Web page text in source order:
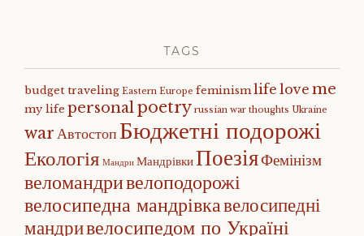
TAGS
budget traveling Eastern Europe feminismlife love me
my life personalpoetry russian war thoughts Ukraine
warАвтостопБюджетні подорожі
Екологія Мандри МандрівкиПоезіяФемінізм
веломандривелоподорожі
велосипедна мандрівкавелосипедні
мандривелосипедом по Україні